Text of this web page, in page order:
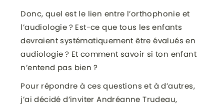
Donc, quel est le lien entre l’orthophonie et
l’audiologie ? Est-ce que tous les enfants
devraient systématiquement être évalués en
audiologie ? Et comment savoir si ton enfant
n’entend pas bien ?
Pour répondre à ces questions et à d’autres,
j’ai décidé d’inviter Andréanne Trudeau,